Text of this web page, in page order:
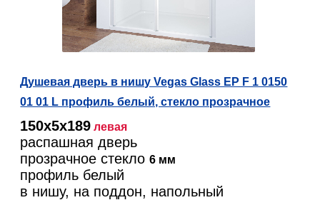
Душевая дверь в нишу Vegas Glass EP F 1 0150
01 01 L профиль белый, стекло прозрачное
150х5х189 левая
распашная дверь
прозрачное стекло6 мм
профиль белый
в нишу, на поддон, напольный